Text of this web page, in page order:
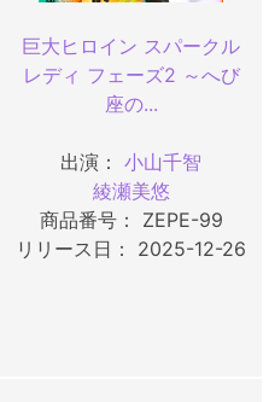
巨大ヒロイン スパークル
レディ フェーズ2 ～へび
座の...
出演：小山千智
綾瀬美悠
商品番号： ZEPE-99
リリース日： 2025-12-26